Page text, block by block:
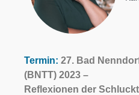
Termin: 27. Bad
(BNTT) 2023 –
Reflexionen der